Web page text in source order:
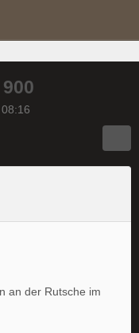
an der Rutsche im